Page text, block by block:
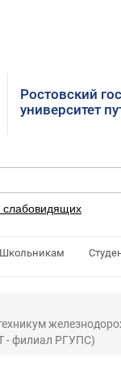
Ростовский
университет
слабовидящих
Школьникам
- филиал РГУПС)